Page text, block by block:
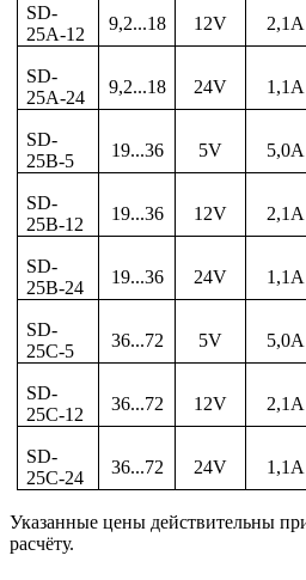
SD-
25A-12
9,2...18 12V 2,1A
SD-
25A-24
9,2...18 24V 1,1A
SD-
25B-5
19...36 5V 5,0A
SD-
25B-12
19...36 12V 2,1A
SD-
25B-24
19...36 24V 1,1A
SD-
25C-5
36...72 5V 5,0A
SD-
25C-12
36...72 12V 2,1A
SD-
25C-24
36...72 24V 1,1A
Указанные цены действительны
расчёту.